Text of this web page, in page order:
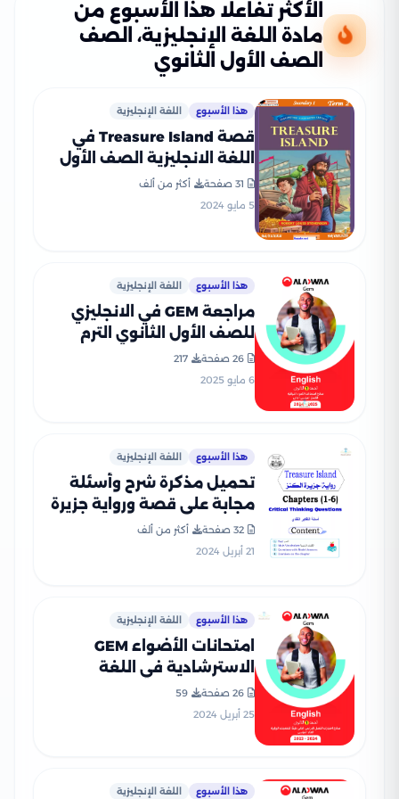
الأكثر تفاعلًا هذا الأسبوع من
مادة اللغة الإنجليزية، الصف
الصف الأول الثانوي
هذا الأسبوع اللغة الإنجليزية
قصة Treasure Island في
اللغة الانجليزية الصف الأول
الثانوي الترم الثاني (نص
مترجم وأسئلة)
31 صفحة
أكثر من ألف
5 مايو 2024
هذا الأسبوع اللغة الإنجليزية
مراجعة GEM في الانجليزي
للصف الأول الثانوي الترم
الثاني 2025 PDF بالاجابات
26 صفحة
217
6 مايو 2025
هذا الأسبوع اللغة الإنجليزية
تحميل مذكرة شرح وأسئلة
مجابة على قصة ورواية جزيرة
الكنز الفصل الدراسي الأول
للصف الأول الثانوي
32 صفحة
أكثر من ألف
21 أبريل 2024
هذا الأسبوع اللغة الإنجليزية
امتحانات الأضواء GEM
الاسترشادية في اللغة
الإنجليزية للصف الأول الثانوي
الترم الثاني 2024
26 صفحة
59
25 أبريل 2024
هذا الأسبوع اللغة الإنجليزية